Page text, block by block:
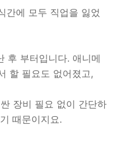
간에 모두 직업을 잃었
후 부터입니다. 애니메
할 필요도 없어졌고,
장비 필요 없이 간단하
때문이지요.